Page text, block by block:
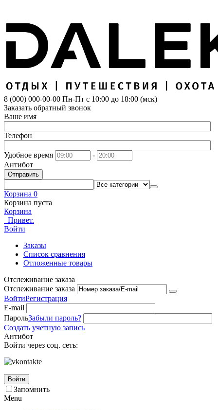
8 (000) 000-00-00 Пн-Пт с 10:00 до 18:00 (мск)
Заказать обратный звонок
Ваше имя
Телефон
Удобное время
-
Антибот
Отправить
Корзина 0
Корзина пуста
Корзина
Привет.
Войти
Заказы
Список сравнения
Отложенные товары
Отслеживание заказа
Отслеживание заказа
ВойтиРегистрация
E-mail
ПарольЗабыли пароль?
Создать учетную запись
Антибот
Войти через соц. сеть:
Войти
Запомнить
Menu